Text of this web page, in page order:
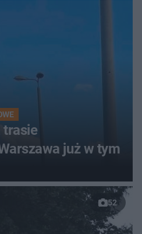
trasie
już w tym
52